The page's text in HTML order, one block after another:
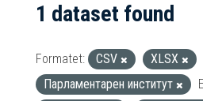
1 dataset found
Formatet: CSV XLSX
Парламентарен институт